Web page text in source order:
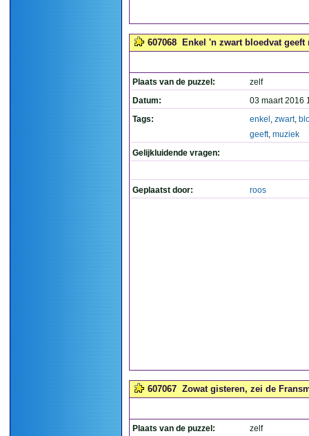
607068 Enkel 'n zwart bloedvat geeft
Plaats van de puzzel:
zelf
Datum:
03 maart 2016
Tags:
enkel , zwart,
geeft, muziek
Gelijkluidende vragen:
Geplaatst door: roos
607067 Zowat gisteren, zei de
Plaats van de puzzel:
zelf